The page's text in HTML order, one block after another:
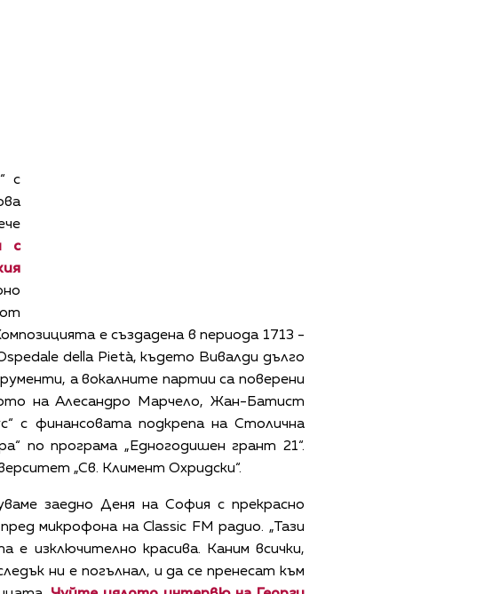
с
с
от
е създадена в периода 1713 -
della Pietà, където Вивалди дълго
а вокалните партии са поверени
на Алесандро Марчело, Жан-Батист
с финансовата подкрепа на Столична
по програма „Едногодишен грант 21“.
„Св. Климент Охридски“.
заедно Деня на София с прекрасно
микрофона на Classic FM радио. „Тази
изключително красива. Каним всички,
ни е погълнал, и да се пренесат към